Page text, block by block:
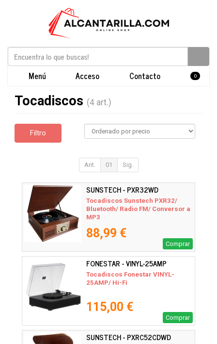
Menú Acceso Contacto 0
Tocadiscos (4 art.)
Filtro
Ant. 01 Sig.
SUNSTECH - PXR32WD
Tocadiscos Sunstech PXR32/
Bluetooth/ Radio FM/ Conversor a
MP3
88,99 €
Comprar
FONESTAR - VINYL-25AMP
Tocadiscos Fonestar VINYL-
25AMP/ Hi-Fi
115,00 €
Comprar
SUNSTECH - PXRC52CDWD